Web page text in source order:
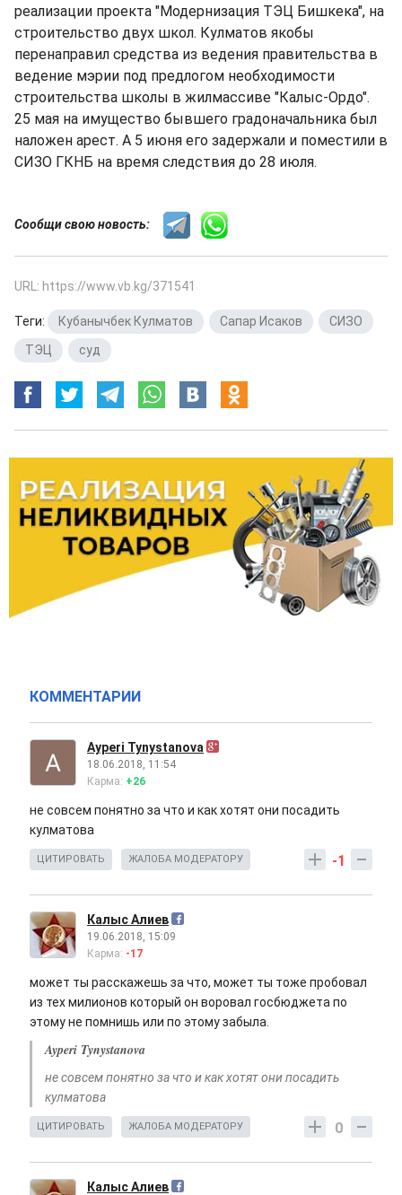
реализации проекта "Модернизация ТЭЦ Бишкека", на
строительство двух школ. Кулматов якобы
перенаправил средства из ведения правительства в
ведение мэрии под предлогом необходимости
строительства школы в жилмассиве "Калыс-Ордо".
25 мая на имущество бывшего градоначальника был
наложен арест. А 5 июня его задержали и поместили в
СИЗО ГКНБ на время следствия до 28 июля.
Сообщи свою новость:
URL: https://www.vb.kg/371541
Теги: Кубанычбек Кулматов Сапар Исаков СИЗО
ТЭЦ
суд
КОММЕНТАРИИ
Ayperi Tynystanova
18.06.2018, 11:54
Карма: +26
не совсем понятно за что и как хотят они посадить
кулматова
-1
ЦИТИРОВАТЬ ЖАЛОБА МОДЕРАТОРУ
Калыс Алиев
19.06.2018, 15:09
Карма: -17
может ты расскажешь за что, может ты тоже пробовал
из тех милионов который он воровал госбюджета по
этому не помнишь или по этому забыла.
Ayperi Tynystanova
не совсем понятно за что и как хотят они посадить
кулматова
0
ЦИТИРОВАТЬ ЖАЛОБА МОДЕРАТОРУ
Калыс Алиев